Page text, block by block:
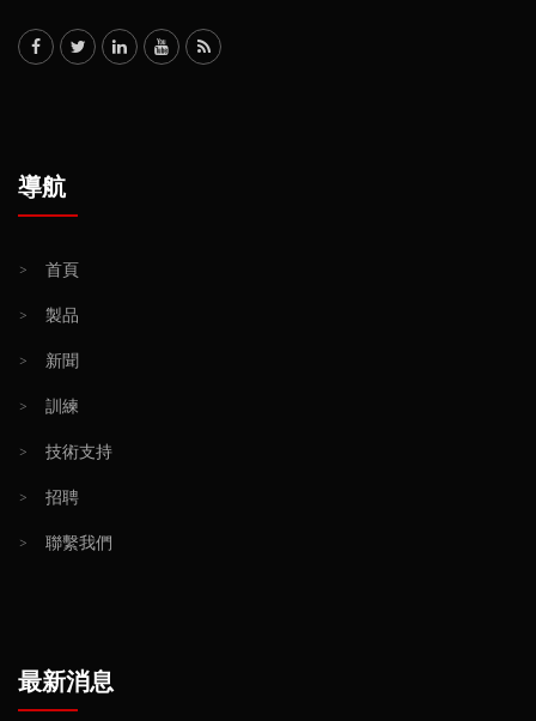
導航
> 首頁
> 製品
> 新聞
> 訓練
> 技術支持
> 招聘
> 聯繫我們
最新消息